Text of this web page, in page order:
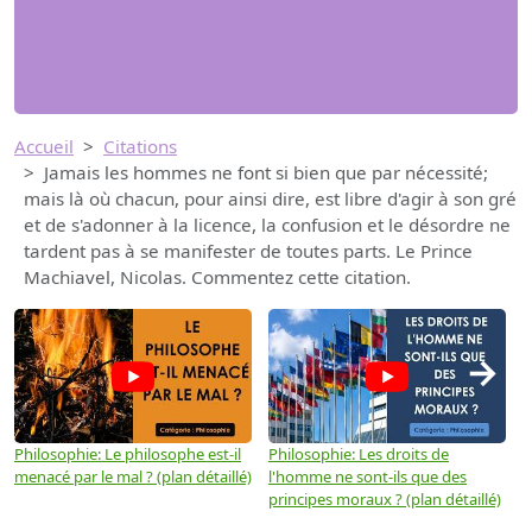
Accueil
Citations
Jamais les hommes ne font si bien que par nécessité;
mais là où chacun, pour ainsi dire, est libre d'agir à son gré
et de s'adonner à la licence, la confusion et le désordre ne
tardent pas à se manifester de toutes parts. Le Prince
Machiavel, Nicolas. Commentez cette citation.
Philosophie: Le philosophe est-il
menacé par le mal ? (plan détaillé)
Philosophie: Les droits de
l'homme ne sont-ils que des
principes moraux ? (plan détaillé)
→